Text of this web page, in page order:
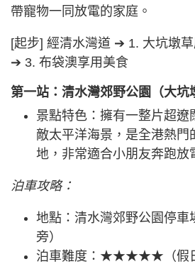
帶寵物一同放電的家庭。
[起步] 經清水灣道 ➔ 1. 大坑墩
➔ 3. 布袋澳享用美食
第一站：清水灣郊野公園（大坑
景點特色：擁有一整片超遼
敵太平洋海景，是全港熱門
地，非常適合小朋友奔跑放
泊車攻略：
地點：清水灣郊野公園停車
旁）
泊車難度：★★★★★（假日